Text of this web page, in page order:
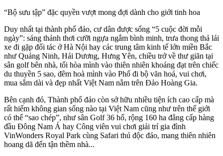
“Bộ sưu tập” đặc quyền vượt mong đợi dành cho giới tinh hoa
Duy nhất tại thành phố đảo, cư dân được sống “5 cuộc đời mỗi
ngày”: sáng thảnh thơi cưỡi ngựa ngắm bình minh, trưa thong thả lái
xe đi gặp đối tác ở Hà Nội hay các trung tâm kinh tế lớn miền Bắc
như Quảng Ninh, Hải Dương, Hưng Yên, chiều trở về thư giãn tại
sân golf bên nhà, tối hòa mình vào thiên nhiên khoáng đạt trên chiếc
du thuyền 5 sao, đêm hoà mình vào Phố đi bộ văn hoá, vui chơi,
mua sắm dài và đẹp nhất Việt Nam nằm trên Đảo Hoàng Gia.
Bên cạnh đó, Thành phố đảo còn sở hữu nhiều tiện ích cao cấp mà
rất hiếm không gian sống nào tại Việt Nam cũng như trên thế giới
có thể “sao chép”, như sân Golf 36 hố, rộng 160 ha đẳng cấp hàng
đầu Đông Nam Á hay Công viên vui chơi giải trí gia đình
VinWonders Royal Park cùng Safari thú độc đáo, mang thiên nhiên
hoang dã đến tận thềm nhà...